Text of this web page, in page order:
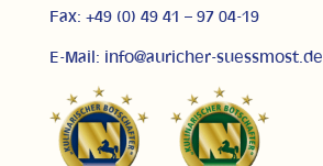
Fax: +49 (0) 49 41 – 97 04-19
E-Mail: info@auricher-suessmost.de